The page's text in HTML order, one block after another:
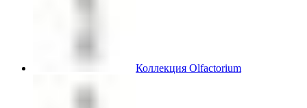
Коллекция Olfactorium